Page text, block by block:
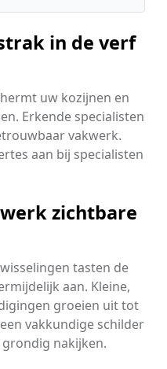
in de verf
uw kozijnen en
Erkende specialisten
vakwerk.
aan bij specialisten
zichtbare
tasten de
aan. Kleine,
groeien uit tot
vakkundige schilder
nakijken.